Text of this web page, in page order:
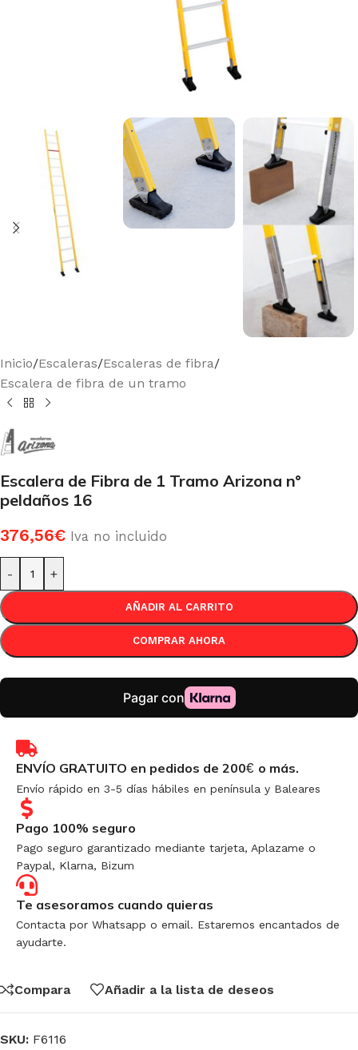
Inicio/Escaleras/Escaleras de fibra/
Escalera de fibra de un tramo
Escalera de Fibra de 1 Tramo Arizona n°
peldaños 16
376,56€ Iva no incluido
- +
AÑADIR AL CARRITO
COMPRAR AHORA
ENVÍO GRATUITO en pedidos de 200€ o más.
Envío rápido en 3-5 días hábiles en península y Baleares
Pago 100% seguro
Pago seguro garantizado mediante tarjeta, Aplazame o
Paypal, Klarna, Bizum
Te asesoramos cuando quieras
Contacta por Whatsapp o email. Estaremos encantados de
ayudarte.
Compara Añadir a la lista de deseos
SKU: F6116